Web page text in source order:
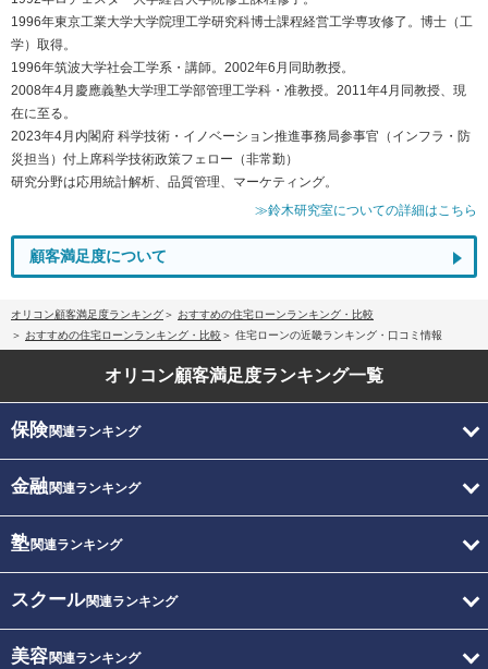
1996年東京工業大学大学院理工学研究科博士課程経営工学専攻修了。博士（工
学）取得。
1996年筑波大学社会工学系・講師。2002年6月同助教授。
2008年4月慶應義塾大学理工学部管理工学科・准教授。2011年4月同教授、現
在に至る。
2023年4月内閣府 科学技術・イノベーション推進事務局参事官（インフラ・防
災担当）付上席科学技術政策フェロー（非常勤）
研究分野は応用統計解析、品質管理、マーケティング。
≫鈴木研究室についての詳細はこちら
顧客満足度について
オリコン顧客満足度ランキング
おすすめの住宅ローンランキング・比較
おすすめの住宅ローンランキング・比較
住宅ローンの近畿ランキング・口コミ情報
オリコン顧客満足度ランキング一覧
保険関連ランキング
金融関連ランキング
塾関連ランキング
スクール関連ランキング
美容関連ランキング